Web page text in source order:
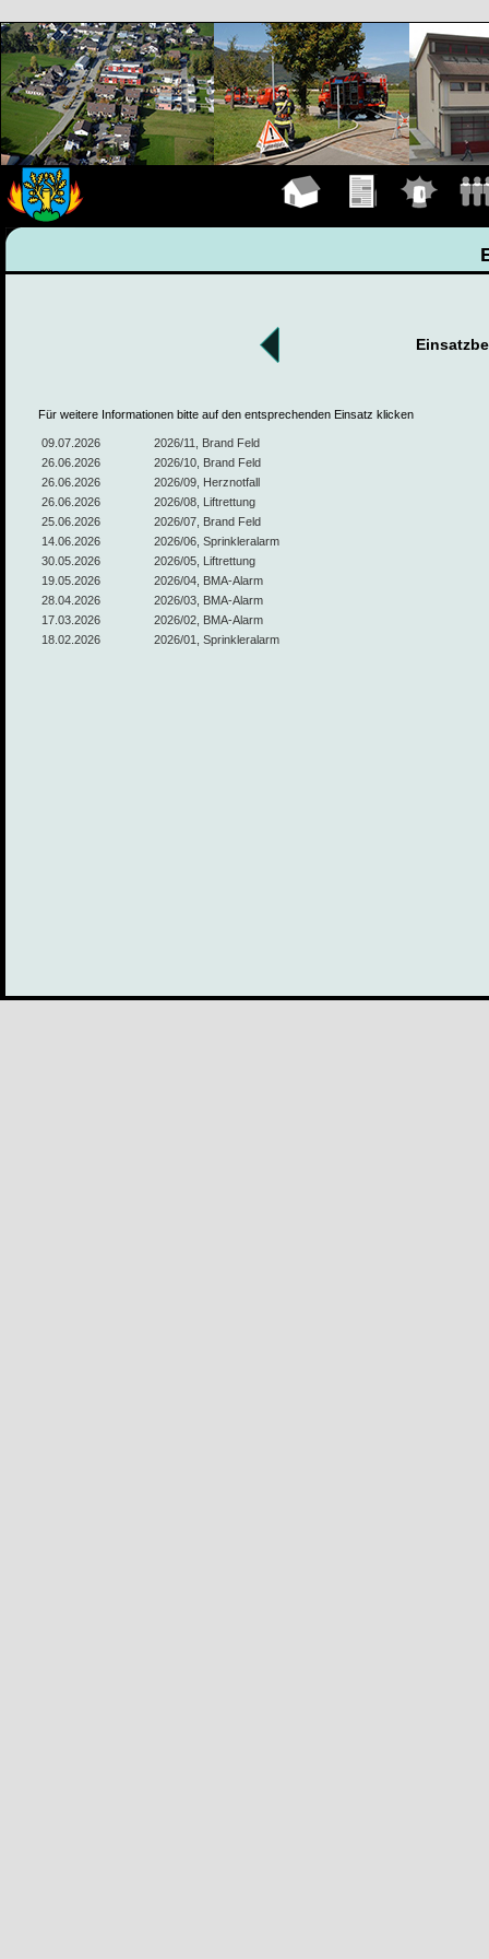
Für weitere Informationen bitte auf den entsprechenden Einsatz klicken
09.07.2026
2026/11, Brand Feld
26.06.2026
2026/10, Brand Feld
26.06.2026
2026/09, Herznotfall
26.06.2026
2026/08, Liftrettung
25.06.2026
2026/07, Brand Feld
14.06.2026
2026/06, Sprinkleralarm
30.05.2026
2026/05, Liftrettung
19.05.2026
2026/04, BMA-Alarm
28.04.2026
2026/03, BMA-Alarm
17.03.2026
2026/02, BMA-Alarm
18.02.2026
2026/01, Sprinkleralarm